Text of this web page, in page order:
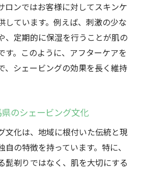
ロンではお客様に対してスキンケ
しています。例えば、刺激の少な
、定期的に保湿を行うことが肌の
す。このように、アフターケアを
、シェービングの効果を長く維持
のシェービング文化
文化は、地域に根付いた伝統と現
の特徴を持っています。特に、
髭剃りではなく、肌を大切にする